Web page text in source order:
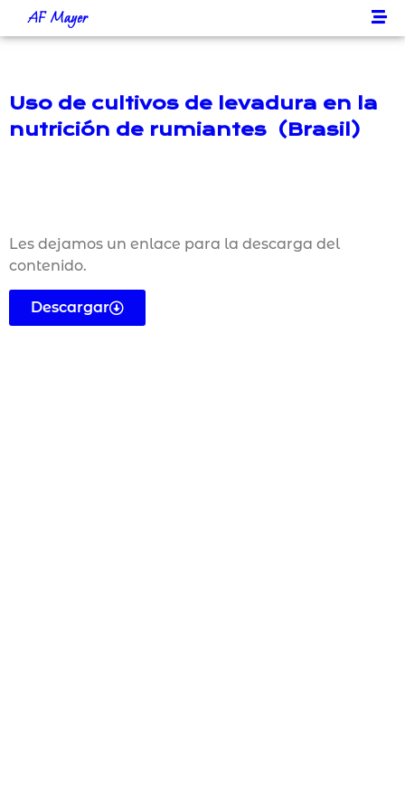
AF Mayer
Uso de cultivos de levadura en la
nutrición de rumiantes (Brasil)
Les dejamos un enlace para la descarga del
contenido.
Descargar